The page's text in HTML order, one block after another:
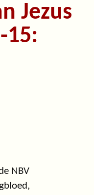
Jezus
15:
NBV